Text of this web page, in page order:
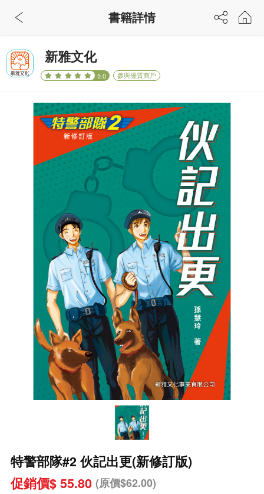
新雅文化
5.0 參與優質商戶
特警部隊#2 伙記出更(新修訂版)
促銷價$ 55.80 (原價$62.00)
書籍詳情